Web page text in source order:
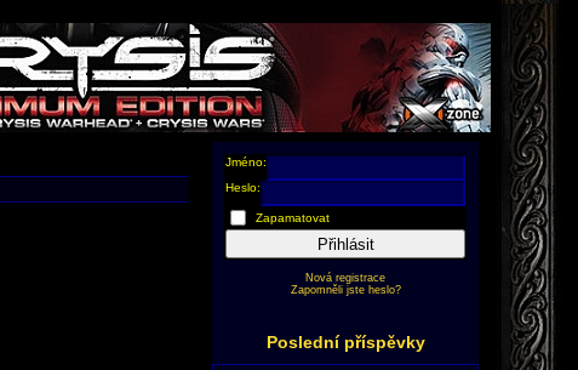
Jméno:
Heslo:
Zapamatovat
Přihlásit
Nová registrace
Zapomněli jste heslo?
Poslední příspěvky